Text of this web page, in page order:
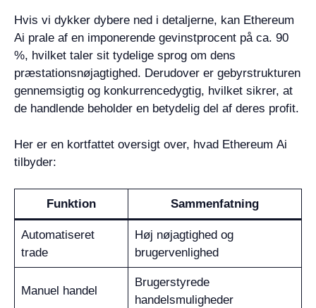
Hvis vi dykker dybere ned i detaljerne, kan Ethereum
Ai prale af en imponerende gevinstprocent på ca. 90
%, hvilket taler sit tydelige sprog om dens
præstationsnøjagtighed. Derudover er gebyrstrukturen
gennemsigtig og konkurrencedygtig, hvilket sikrer, at
de handlende beholder en betydelig del af deres profit.
Her er en kortfattet oversigt over, hvad Ethereum Ai
tilbyder:
Funktion Sammenfatning
Automatiseret
trade
Høj nøjagtighed og
brugervenlighed
Manuel handel
Brugerstyrede
handelsmuligheder